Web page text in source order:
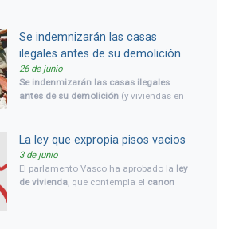
Se indemnizarán las casas
ilegales antes de su demolición
26 de junio
Se indenmizarán las casas ilegales
antes de su demolición(y viviendas en
en el texto de la modificación que se
incluye en la tramitación
parlamentaria de la Ley Orgánica del
Poder Judicial (LOPJ), que se ha
La ley que expropia pisos vacios
3 de junio
El parlamento Vasco ha aprobado la ley
de vivienda, que contempla el canon